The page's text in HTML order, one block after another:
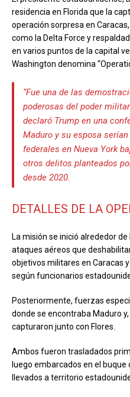
residencia en Florida que la
operación sorpresa en
como la Delta Force y
en varios puntos de la capital
Washington denomina
“Fue una de las
poderosas del poder
declaró Trump en una
Maduro y su esposa
federales en Nueva York
otros delitos planteados
desde 2020.
DETALLES DE LA
La misión se inició alrededor
ataques aéreos que
objetivos militares en Caracas
según funcionarios
Posteriormente, fuerzas
donde se encontraba Maduro
capturaron junto con Flores.
Ambos fueron trasladados
luego embarcados en el
llevados a territorio